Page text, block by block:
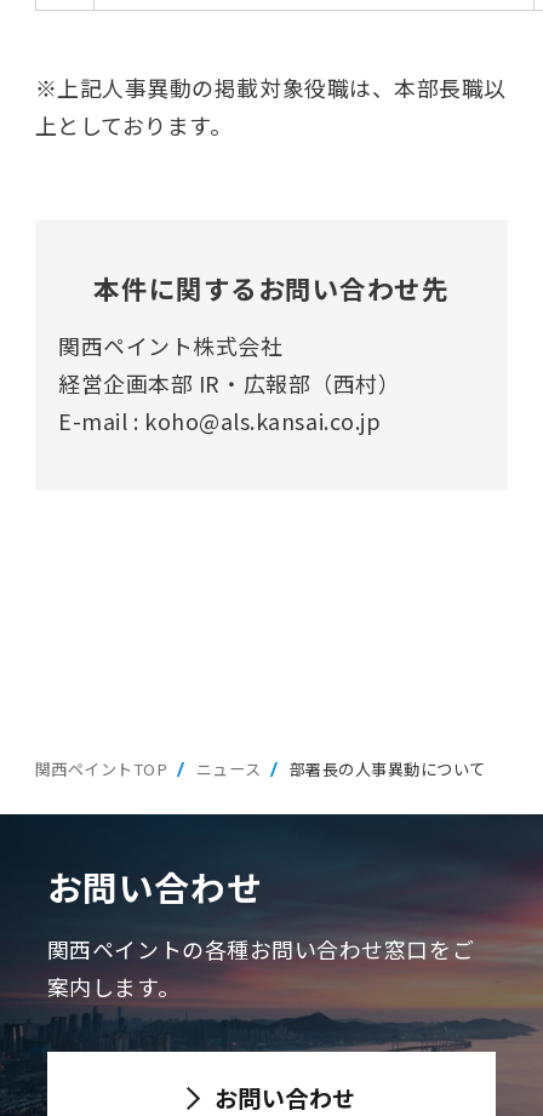
※上記人事異動の掲載対象役職は、本部長職以
上としております。
本件に関するお問い合わせ先
関西ペイント株式会社
経営企画本部 IR・広報部（西村）
E-mail : koho@als.kansai.co.jp
関西ペイントTOP ニュース 部署長の人事異動について
お問い合わせ
関西ペイントの各種お問い合わせ窓口をご
案内します。
お問い合わせ